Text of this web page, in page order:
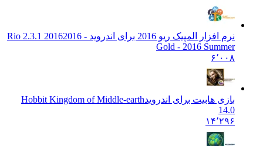
نرم افزار المپیک ریو 2016 برای اندروید - 2016
2016 2.3.1 Rio
Gold - 2016 Summer
۶٬۰۰۸
بازی هابیت برای اندرویدHobbit Kingdom of Middle-earth
14.0
۱۴٬۲۹۶